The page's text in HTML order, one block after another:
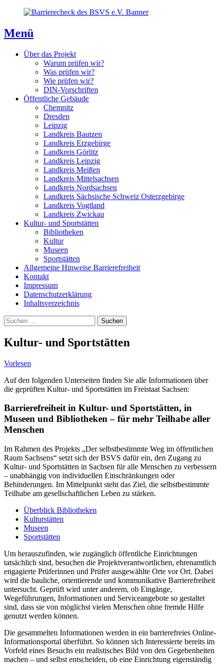
Inhaltsverzeichnis
Kontaktseite
Inhalt
Menü
Über das Projekt
Warum prüfen wir?
Was prüfen wir?
Wie prüfen wir?
DIN-Vorschriften
Öffentliche Gebäude
Chemnitz
Dresden
Leipzig
Landkreis Bautzen
Landkreis Erzgebirge
Landkreis Görlitz
Landkreis Leipzig
Landkreis Meißen
Landkreis Mittelsachsen
Landkreis Nordsachsen
Landkreis Sächsische Schweiz Osterzgebirge
Landkreis Vogtland
Landkreis Zwickau
Kultur- und Sportstätten
Bibliotheken
Kultur
Museen
Sportstätten
Allgemeine Hinweise Barrierefreiheit
Kontakt
Impressum
Datenschutzerklärung
Inhaltsverzeichnis
Suche
Suchen
nach:
Kultur- und Sportstätten
Vorlesen
Auf den folgenden Unterseiten finden Sie alle Informationen über
die geprüften Kultur- und Sportstätten im Freistaat Sachsen:
Barrierefreiheit in Kultur- und Sportstätten, in
Museen und Bibliotheken – für mehr Teilhabe aller
Menschen
Im Rahmen des Projekts „Der selbstbestimmte Weg im öffentlichen
Raum Sachsens“ setzt sich der BSVS dafür ein, den Zugang zu
Kultur- und Sportstätten in Sachsen für alle Menschen zu verbessern
– unabhängig von individuellen Einschränkungen oder
Behinderungen. Im Mittelpunkt steht das Ziel, die selbstbestimmte
Teilhabe am gesellschaftlichen Leben zu stärken.
Überblick Bibliotheken
Kulturstätten
Museen
Sportstätten
Um herauszufinden, wie zugänglich öffentliche Einrichtungen
tatsächlich sind, besuchen die Projektverantwortlichen, ehrenamtlich
engagierte Prüferinnen und Prüfer ausgewählte Orte vor Ort. Dabei
wird die bauliche, orientierende und kommunikative Barrierefreiheit
untersucht. Geprüft wird unter anderem, ob Eingänge,
Wegeführungen, Informationen und Serviceangebote so gestaltet
sind, dass sie von möglichst vielen Menschen ohne fremde Hilfe
genutzt werden können.
Die gesammelten Informationen werden in ein barrierefreies Online-
Informationsportal überführt. So können sich Interessierte bereits im
Vorfeld eines Besuchs ein realistisches Bild von den Gegebenheiten
machen – und selbst entscheiden, ob eine Einrichtung eigenständig